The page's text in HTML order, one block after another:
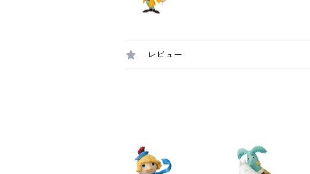
レビュー